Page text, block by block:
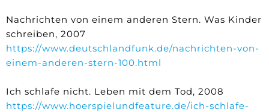
Nachrichten von einem anderen Stern. Was Kinder
schreiben, 2007
https://www.deutschlandfunk.de/nachrichten-von-
einem-anderen-stern-100.html
Ich schlafe nicht. Leben mit dem Tod, 2008
https://www.hoerspielundfeature.de/ich-schlafe-